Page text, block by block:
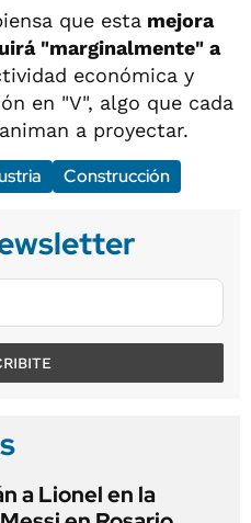
que esta mejora
"marginalmente" a
económica y
en "V", algo que cada
a proyectar.
Construcción
a Lionel en la